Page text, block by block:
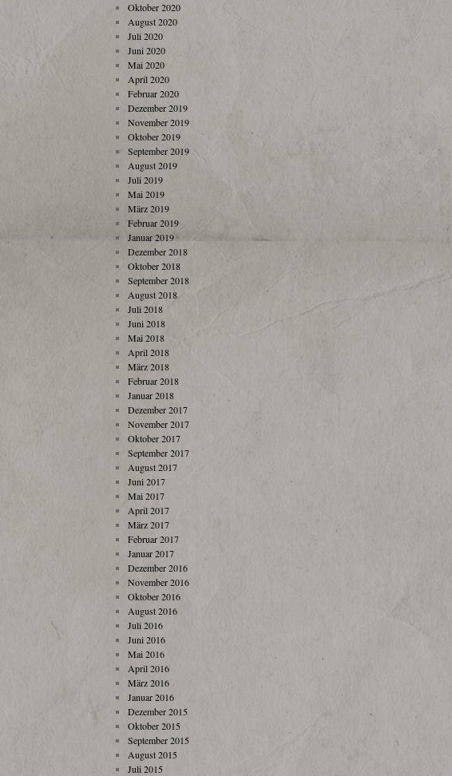
Oktober 2020
August 2020
Juli 2020
Juni 2020
Mai 2020
April 2020
Februar 2020
Dezember 2019
November 2019
Oktober 2019
September 2019
August 2019
Juli 2019
Mai 2019
März 2019
Februar 2019
Januar 2019
Dezember 2018
Oktober 2018
September 2018
August 2018
Juli 2018
Juni 2018
Mai 2018
April 2018
März 2018
Februar 2018
Januar 2018
Dezember 2017
November 2017
Oktober 2017
September 2017
August 2017
Juni 2017
Mai 2017
April 2017
März 2017
Februar 2017
Januar 2017
Dezember 2016
November 2016
Oktober 2016
August 2016
Juli 2016
Juni 2016
Mai 2016
April 2016
März 2016
Januar 2016
Dezember 2015
Oktober 2015
September 2015
August 2015
Juli 2015